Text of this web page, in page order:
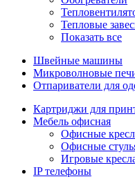
Тепловые
Показать все
Швейные машины
Микроволновые
Отпариватели для
Картриджи для
Мебель офисная
Офисные
Офисные
Игровые
IP телефоны